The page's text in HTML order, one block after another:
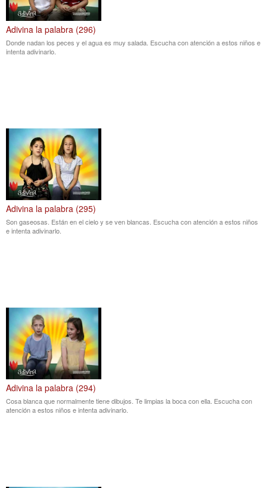
Adivina la palabra (296)
Donde nadan los peces y el agua es muy salada. Escucha con atención a estos niños e
intenta adivinarlo.
Adivina la palabra (295)
Son gaseosas. Están en el cielo y se ven blancas. Escucha con atención a estos niños
e intenta adivinarlo.
Adivina la palabra (294)
Cosa blanca que normalmente tiene dibujos. Te limpias la boca con ella. Escucha con
atención a estos niños e intenta adivinarlo.